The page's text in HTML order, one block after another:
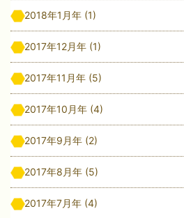
2018年1月年 (1)
2017年12月年 (1)
2017年11月年 (5)
2017年10月年 (4)
2017年9月年 (2)
2017年8月年 (5)
2017年7月年 (4)